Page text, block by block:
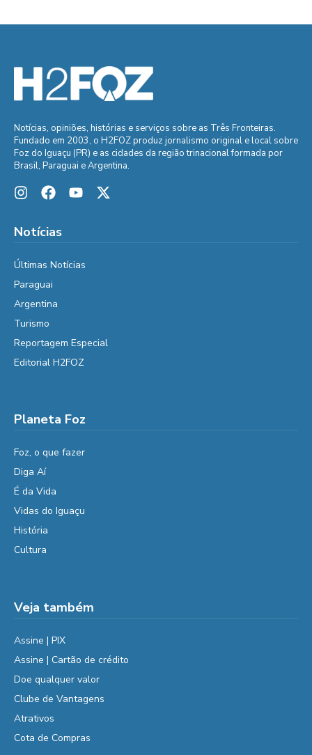
Notícias, opiniões, histórias e serviços sobre as Três Fronteiras.
Fundado em 2003, o H2FOZ produz jornalismo original e local sobre
Foz do Iguaçu (PR) e as cidades da região trinacional formada por
Brasil, Paraguai e Argentina.
Notícias
Últimas Notícias
Paraguai
Argentina
Turismo
Reportagem Especial
Editorial H2FOZ
Planeta Foz
Foz, o que fazer
Diga Aí
É da Vida
Vidas do Iguaçu
História
Cultura
Veja também
Assine | PIX
Assine | Cartão de crédito
Doe qualquer valor
Clube de Vantagens
Atrativos
Cota de Compras